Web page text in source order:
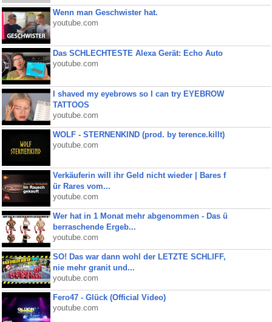
Wenn man Geschwister hat.
youtube.com
Das SCHLECHTESTE Alexa Gerät: Echo Auto
youtube.com
I shaved my eyebrows so I can try EYEBROW
TATTOOS
youtube.com
WOLF - STERNENKIND (prod. by terence.killt)
youtube.com
Verkäuferin will ihr Geld nicht wieder | Bares f
ür Rares vom...
youtube.com
Wer hat in 1 Monat mehr abgenommen - Das ü
berraschende Ergeb...
youtube.com
SO! Das war dann wohl der LETZTE SCHLIFF,
nie mehr granit und...
youtube.com
Fero47 - Glück (Official Video)
youtube.com